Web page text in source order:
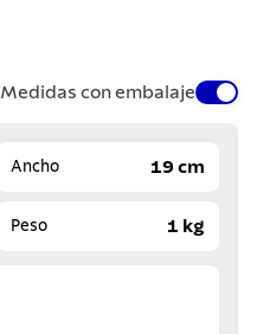
Medidas con embalaje
Ancho 19 cm
Peso 1 kg